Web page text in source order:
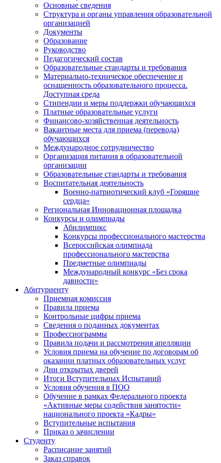
Основные сведения
Структура и органы управления образовательной
организацией
Документы
Образование
Руководство
Педагогический состав
Образовательные стандарты и требования
Материально-техническое обеспечение и
оснащенность образовательного процесса.
Доступная среда
Стипендии и меры поддержки обучающихся
Платные образовательные услуги
Финансово-хозяйственная деятельность
Вакантные места для приема (перевода)
обучающихся
Международное сотрудничество
Организация питания в образовательной
организации
Образовательные стандарты и требования
Воспитательная деятельность
Военно-патриотический клуб «Горящие
сердца»
Региональная Инновационная площадка
Конкурсы и олимпиады
Абилимпикс
Конкурсы профессионального мастерства
Всероссийская олимпиада
профессионального мастерства
Предметные олимпиады
Международный конкурс «Без срока
давности»
Абитуриенту
Приемная комиссия
Правила приема
Контрольные цифры приема
Сведения о поданных документах
Профессиограммы
Правила подачи и рассмотрения апелляции
Условия приема на обучение по договорам об
оказании платных образовательных услуг
Дни открытых дверей
Итоги Вступительных Испытаний
Условия обучения в ПОО
Обучение в рамках Федерального проекта
«Активные меры содействия занятости»
национального проекта «Кадры»
Вступительные испытания
Приказ о зачислении
Студенту
Расписание занятий
Заказ справок